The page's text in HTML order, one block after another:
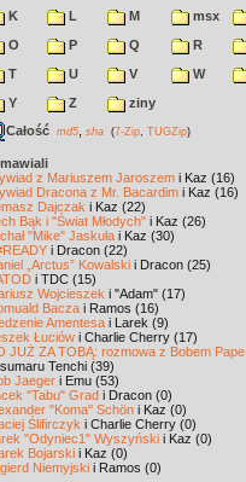
K
L M msx
O
P Q R
T
U V W
Y
Z
ziny
Całość md5 sha (7-Zip TUGZip)
z Mariuszem Jaroszem i Kaz (16)
Dracona z Mr. Bacardim i Kaz (16)
Dajczak i Kaz (22)
Bąk i "Świat Młodych" i Kaz (26)
"Mike" Jaskuła i Kaz (30)
i Dracon (22)
„Arctus” Kowalski i Dracon (25)
i TDC (15)
Wojcieszek i "Adam" (17)
Bacza i Ramos (16)
Amentesa i Larek (9)
Łuciów i Charlie Cherry (17)
JUŻ ZA TOBĄ: rozmowa z Bobem Pape
Tenchi (39)
Jaeger i Emu (53)
"Tabu" Grad i Dracon (0)
"Koma" Schön i Kaz (0)
Ślifirczyk i Charlie Cherry (0)
"Odyniec1" Wyszyński i Kaz (0)
Bojarski i Kaz (0)
Niemyjski i Ramos (0)